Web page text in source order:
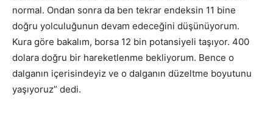
normal. Ondan sonra da ben tekrar endeksin 11 bine
doğru yolculuğunun devam edeceğini düşünüyorum.
Kura göre bakalım, borsa 12 bin potansiyeli taşıyor. 400
dolara doğru bir hareketlenme bekliyorum. Bence o
dalganın içerisindeyiz ve o dalganın düzeltme boyutunu
yaşıyoruz” dedi.